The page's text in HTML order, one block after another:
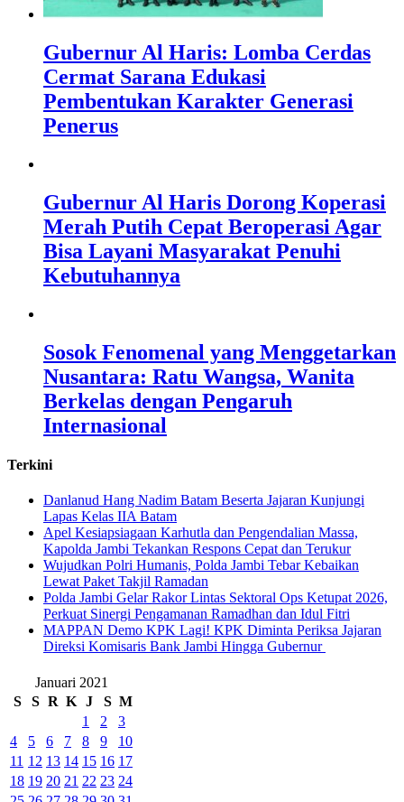
Gubernur Al Haris: Lomba Cerdas
Cermat Sarana Edukasi
Pembentukan Karakter Generasi
Penerus
Gubernur Al Haris Dorong Koperasi
Merah Putih Cepat Beroperasi Agar
Bisa Layani Masyarakat Penuhi
Kebutuhannya
Sosok Fenomenal yang Menggetarkan
Nusantara: Ratu Wangsa, Wanita
Berkelas dengan Pengaruh
Internasional
Terkini
Danlanud Hang Nadim Batam Beserta Jajaran Kunjungi
Lapas Kelas IIA Batam
Apel Kesiapsiagaan Karhutla dan Pengendalian Massa,
Kapolda Jambi Tekankan Respons Cepat dan Terukur
Wujudkan Polri Humanis, Polda Jambi Tebar Kebaikan
Lewat Paket Takjil Ramadan
Polda Jambi Gelar Rakor Lintas Sektoral Ops Ketupat 2026,
Perkuat Sinergi Pengamanan Ramadhan dan Idul Fitri
‎MAPPAN Demo KPK Lagi! KPK Diminta Periksa Jajaran
Direksi Komisaris Bank Jambi Hingga Gubernur ‎
Januari 2021
S
S R K J S M
1
2
3
4
5 6 7 8 9
10
11 12 13 14 15 16 17
18 19 20 21 22 23 24